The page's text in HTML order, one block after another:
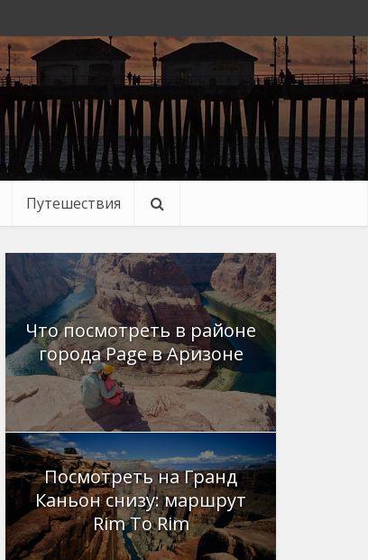
Путешествия
Что посмотреть в районе
города Page в Аризоне
Посмотреть на Гранд
Каньон снизу: маршрут
Rim To Rim